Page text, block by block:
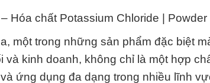
Hóa chất Potassium Chloride | Powder
một trong những sản phẩm đặc biệt
kinh doanh, không chỉ là một hợp
ứng dụng đa dạng trong nhiều lĩnh